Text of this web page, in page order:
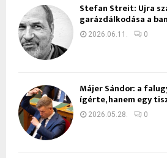
Stefan Streit: Újra
garázdálkodása a
2026.06.11. 0
Májer Sándor: a
ígérte, hanem egy
2026.05.28. 0